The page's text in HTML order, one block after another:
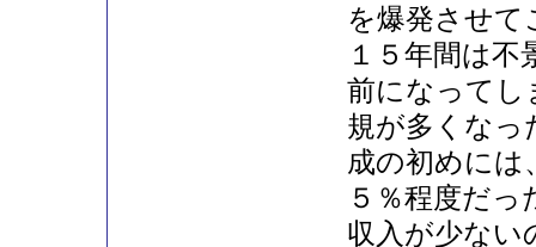
を爆発させて
１５年間は
前になってし
規が多くなっ
成の初めには
５％程度だ
収入が少ない